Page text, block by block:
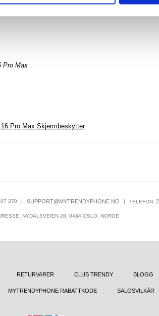
Pro Max
Pro Max Skjermbeskytter
270 | SUPPORT@MYTRENDYPHONE.NO | TELEFON:
NYDALSVEIEN 28, 0484 OSLO, NORGE
RETURVARER CLUB TRENDY BLOGG
MYTRENDYPHONE RABATTKODE SALGSVILKÅR